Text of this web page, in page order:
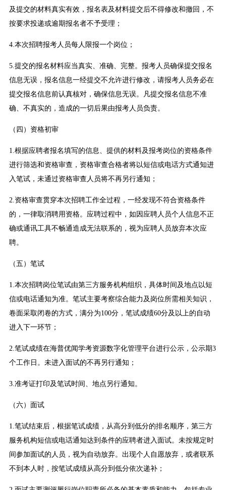
及提交的材料真实有效，报名表及材料提交后不得修改和撤回，不
按要求投递或逾期报名者不予受理；
4.本次招聘报考人员每人限报一个岗位；
5.提交的报名材料应当真实、准确、完整。报考人员确保提交报名
信息无误，报名信息一经提交不允许进行修改，请报考人员务必在
提交报名信息前认真核对，确保信息无误。凡提交报名信息不准
确、不真实的，造成的一切后果由报考人员负责。
（四）资格初审
1.根据应聘者报名填写的信息、提供的材料及报考岗位的资格条件
进行筛选和资格审查，资格审查合格者将以短信或电话方式通知进
入笔试，未通过资格审查人员将不再另行通知；
2.资格审查贯穿本次招聘工作全过程，一经发现不符合资格条件
的，一律取消聘用资格。应聘过程中，如因应聘人员个人信息不正
确或通讯工具不畅通造成无法联系的，视为应聘人员放弃本次应
聘。
（五）笔试
1.本次招聘岗位笔试由第三方服务机构组织，具体时间及地点以短
信或电话通知为准。笔试主要考察综合能力及岗位所需相关知识，
卷面采取闭卷的方式，满分为100分，笔试成绩60分及以上的自动
进入下一环节；
2.笔试成绩在海普优闻学考资源数字化管理平台进行公示，公示期3
个工作日。未进入面试的不再另行通知；
3.准考证打印及笔试时间、地点另行通知。
（六）面试
1.笔试结束后，根据笔试成绩，从高分到低分的排名顺序，第三方
服务机构短信或电话通知达到条件的应聘者进入面试。未按规定时
间参加面试的人员，视为自动放弃。出现个人自愿放弃，或者联系
不到本人时，按笔试成绩从高分到低分依次递补；